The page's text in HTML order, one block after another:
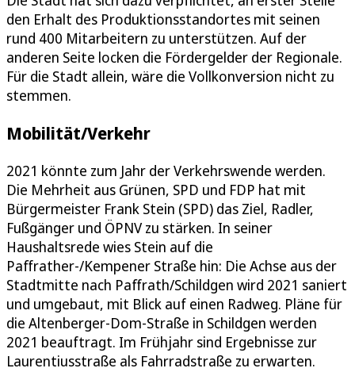
den Erhalt des Produktionsstandortes mit seinen
rund 400 Mitarbeitern zu unterstützen. Auf der
anderen Seite locken die Fördergelder der Regionale.
Für die Stadt allein, wäre die Vollkonversion nicht zu
stemmen.
Mobilität/Verkehr
2021 könnte zum Jahr der Verkehrswende werden.
Die Mehrheit aus Grünen, SPD und FDP hat mit
Bürgermeister Frank Stein (SPD) das Ziel, Radler,
Fußgänger und ÖPNV zu stärken. In seiner
Haushaltsrede wies Stein auf die
Paffrather-/Kempener Straße hin: Die Achse aus der
Stadtmitte nach Paffrath/Schildgen wird 2021 saniert
und umgebaut, mit Blick auf einen Radweg. Pläne für
die Altenberger-Dom-Straße in Schildgen werden
2021 beauftragt. Im Frühjahr sind Ergebnisse zur
Laurentiusstraße als Fahrradstraße zu erwarten.